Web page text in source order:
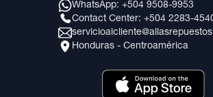
WhatsApp: +504 9508-9953
Contact Center: +504 2283-
Honduras - Centroamérica